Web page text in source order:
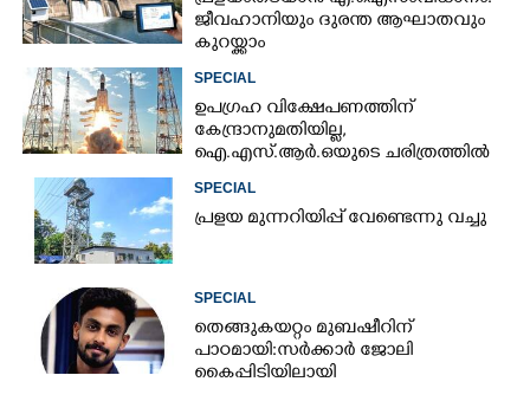
ജീവഹാനിയും ദുരന്ത ആഘാതവും
കുറയ്ക്കാം
SPECIAL
ഉപഗ്രഹ വിക്ഷേപണത്തിന്
കേന്ദ്രാനുമതിയില്ല,​
ഐ.എസ്.ആർ.ഒയുടെ ചരിത്രത്തിൽ
SPECIAL
പ്ര​ളയ മു​ന്ന​റി​യി​പ്പ് ​വേണ്ടെന്നു വച്ചു
SPECIAL
തെങ്ങുകയറ്റം മുബഷീറിന്
പാഠമായി:സർക്കാർ ജോലി
കൈപ്പിടിയിലായി